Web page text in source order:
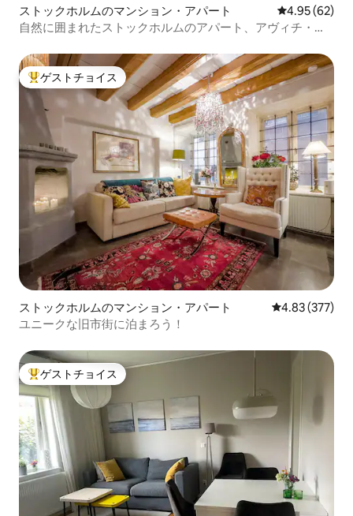
ストックホルムのマンション・アパート レビュー62
4.95 (62)
自然に囲まれたストックホルムのアパート、アヴィチ・ア
大好評のゲストチョイスです。
ゲストチョイス
ストックホルムのマンション・アパート レビュー377
4.83 (377)
ユニークな旧市街に泊まろう！
大好評のゲストチョイスです。
ゲストチョイス